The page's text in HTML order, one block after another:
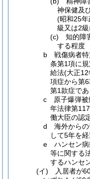
神保健及
(昭和25
級又は2
(c)
知的障
する程度
b
戦傷病者
条第1項に
給法(大正12
項症から第
第1款症で
c
原子爆弾
年法律第
働大臣の認
d
海外から
して5年を
e
ハンセン
等に関する
するハンセ
(イ)
入居者が